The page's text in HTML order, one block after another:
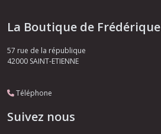
La Boutique de Frédérique
57 rue de la république
42000 SAINT-ETIENNE
Téléphone
Suivez nous